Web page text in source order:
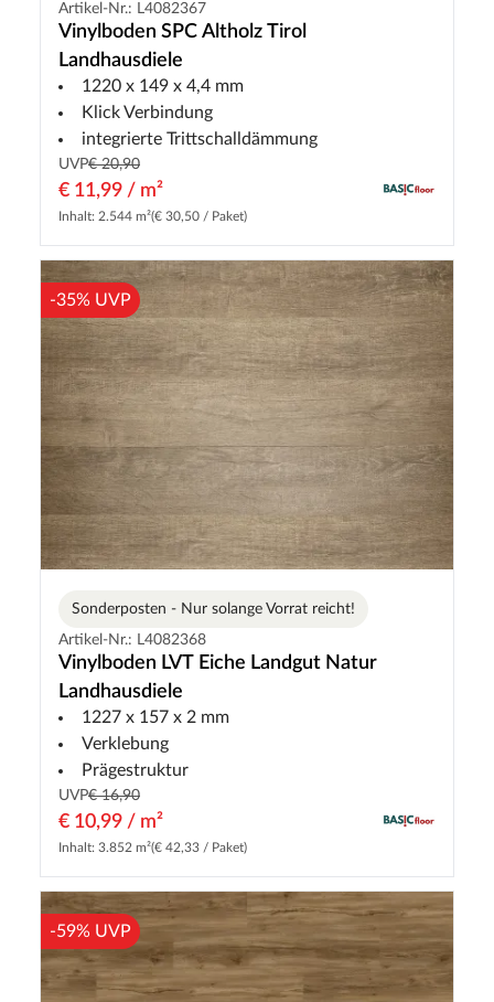
Artikel-Nr.: L4082367
Vinylboden SPC Altholz Tirol
Landhausdiele
1220 x 149 x 4,4 mm
Klick Verbindung
integrierte Trittschalldämmung
UVP€ 20,90
€ 11,99 / m²
Inhalt: 2.544 m²(€ 30,50 / Paket)
-35% UVP
Sonderposten - Nur solange Vorrat reicht!
Artikel-Nr.: L4082368
Vinylboden LVT Eiche Landgut Natur
Landhausdiele
1227 x 157 x 2 mm
Verklebung
Prägestruktur
UVP€ 16,90
€ 10,99 / m²
Inhalt: 3.852 m²(€ 42,33 / Paket)
-59% UVP